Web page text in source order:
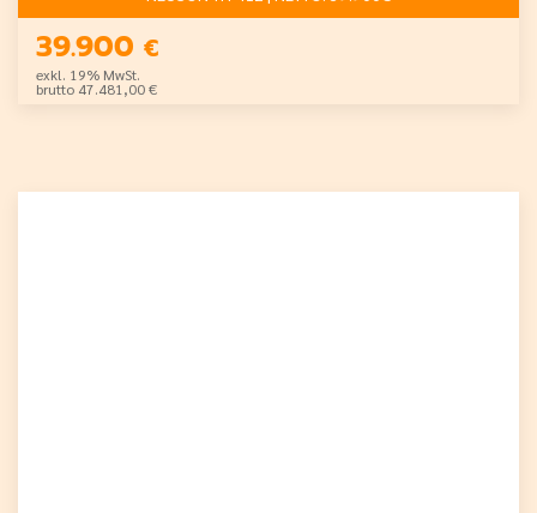
39.900 €
exkl. 19% MwSt.
brutto 47.481,00 €